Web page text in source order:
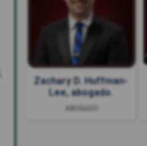
Zachary D. Huffman-
Lee, abogado.
ABOGADO